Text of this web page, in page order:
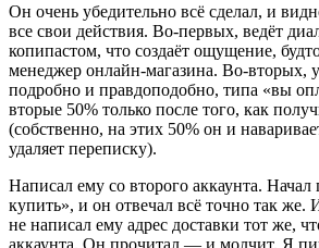
Он очень убедительно всё сделал, и
все свои действия. Во-первых, ведёт
копипастом, что создаёт ощущение,
менеджер онлайн-магазина. Во-вторых,
подробно и правдоподобно, типа «вы
вторые 50% только после того, как
(собственно, на этих 50% он и
удаляет переписку).
Написал ему со второго аккаунта. Начал
купить», и он отвечал всё точно так же.
не написал ему адрес доставки тот же,
аккаунта. Он прочитал — и молчит. Я